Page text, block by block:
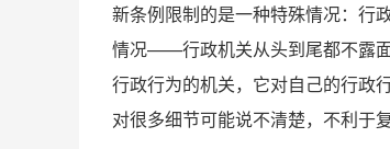
新条例限制的是一种特殊情况：行
情况——行政机关从头到尾都不露
行政行为的机关，它对自己的行政
对很多细节可能说不清楚，不利于